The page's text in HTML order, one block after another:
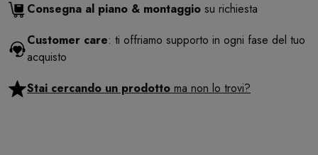
Consegna al piano & montaggio su richiesta
Customer care: ti offriamo supporto in ogni fase del tuo
acquisto
Stai cercando un prodotto ma non lo trovi?